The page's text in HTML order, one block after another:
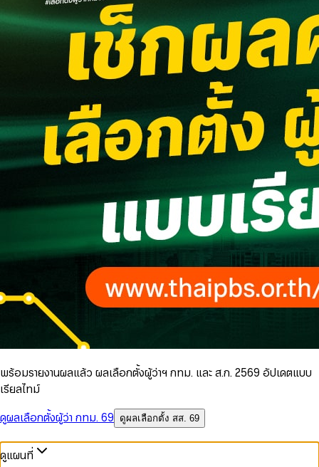
พร้อมรายงานผลแล้ว ผลเลือกตั้งผู้ว่าฯ กทม. และ ส.ก. 2569 อัปเดตแบบ
เรียลไทม์
ดูผลเลือกตั้งผู้ว่า กทม. 69
ดูผลเลือกตั้ง สส. 69
ดูแผนที่